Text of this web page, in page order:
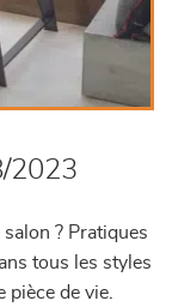
2023
? Pratiques
tous les styles
pièce de vie.